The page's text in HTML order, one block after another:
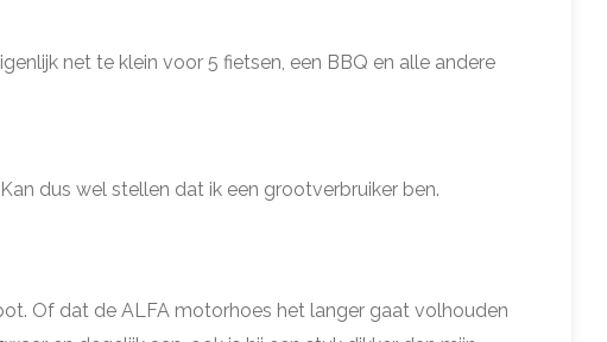
net te klein voor 5 fietsen, een BBQ en alle andere
dus wel stellen dat ik een grootverbruiker ben.
Of dat de ALFA motorhoes het langer gaat volhouden